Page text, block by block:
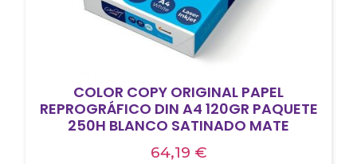
COLOR COPY ORIGINAL PAPEL
REPROGRÁFICO DIN A4 120GR PAQUETE
250H BLANCO SATINADO MATE
64,19 €